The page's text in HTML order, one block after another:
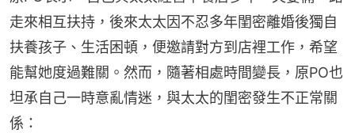
走來相互扶持，後來太太因不忍多年閨密離婚後獨自
扶養孩子、生活困頓，便邀請對方到店裡工作，希望
能幫她度過難關。然而，隨著相處時間變長，原PO也
坦承自己一時意亂情迷，與太太的閨密發生不正常關
係：